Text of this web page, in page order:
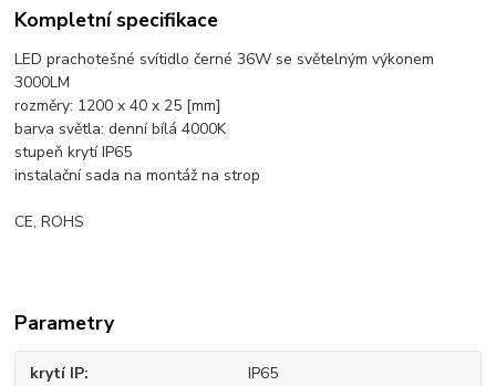
Kompletní specifikace
LED prachotešné svítidlo černé 36W se světelným výkonem
3000LM
rozměry: 1200 x 40 x 25 [mm]
barva světla: denní bílá 4000K
stupeň krytí IP65
instalační sada na montáž na strop
CE, ROHS
Parametry
krytí IP IP65